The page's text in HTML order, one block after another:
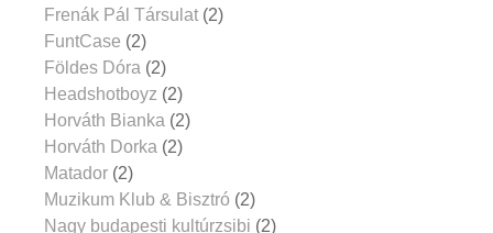
Frenák Pál Társulat (2)
FuntCase (2)
Földes Dóra (2)
Headshotboyz (2)
Horváth Bianka (2)
Horváth Dorka (2)
Matador (2)
Muzikum Klub & Bisztró (2)
Nagy budapesti kultúrzsibi (2)